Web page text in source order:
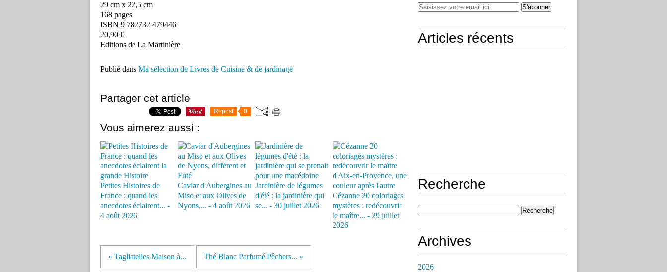
29 cm x 22,5 cm
168 pages
ISBN 9 782732 479446
20,90 €
Editions de La Martinière
Publié dans Ma sélection de Livres de Cuisine & de jardinage
Partager cet article
Repost 0
Vous aimerez aussi :
Petites Histoires de
France : quand les
anecdotes éclairent... -
4 août 2026
Caviar d'Aubergines au
Miso et aux Olives de
Nyons,... - 4 août 2026
Jardinière de légumes
d'été : la jardinière qui
se... - 30 juillet 2026
Cézanne 20 coloriages
mystères : redécouvrir
le maître... - 29 juillet
2026
« Tagliatelles Maison à... Thé Blanc Parfumé Pêchers... »
Articles récents
Recherche
Archives
2026